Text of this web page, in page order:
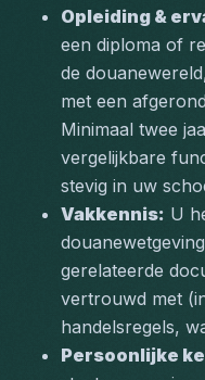
Opleiding &
een diploma of
de
met een
Minimaal twee
vergelijkbare
stevig in uw
Vakkennis: U
gerelateerde
vertrouwd met
handelsregels,
Persoonlijke